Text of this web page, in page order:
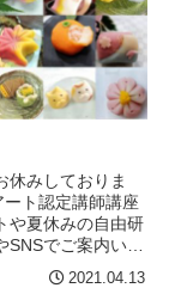
休みしておりま
ト認定講師講座
や夏休みの自由研
でご案内いた
2021.04.13